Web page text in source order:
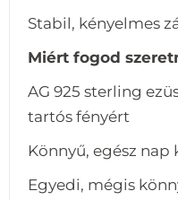
Stabil, kényelmes
Miért fogod
AG 925 sterling
tartós fényért
Könnyű, egész
Egyedi, mégis